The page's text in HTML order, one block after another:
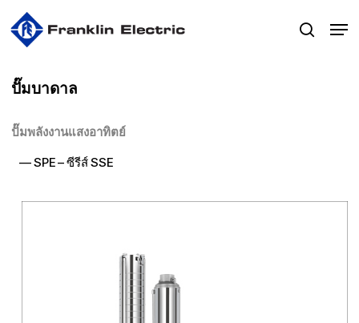
Skip
to
content
search
ปั๊มบาดาล
ปั๊มพลังงานแสงอาทิตย์
— SPE – ซีรีส์ SSE